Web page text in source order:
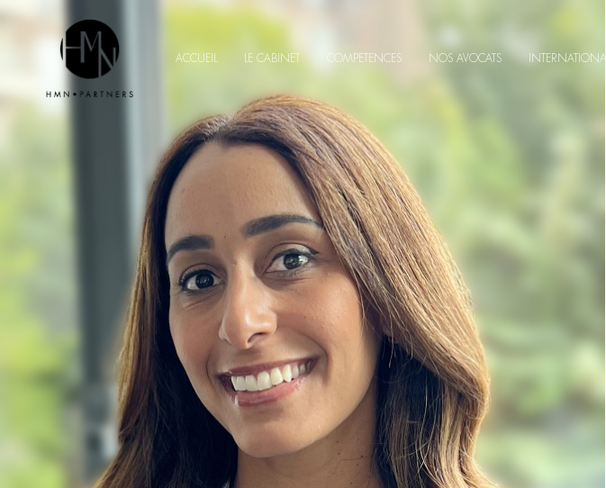
ACCUEIL LE CABINET COMPETENCES NOS AVOCATS INTERNATIONAL